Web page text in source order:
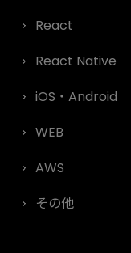
React
React Native
iOS・Android
WEB
AWS
その他